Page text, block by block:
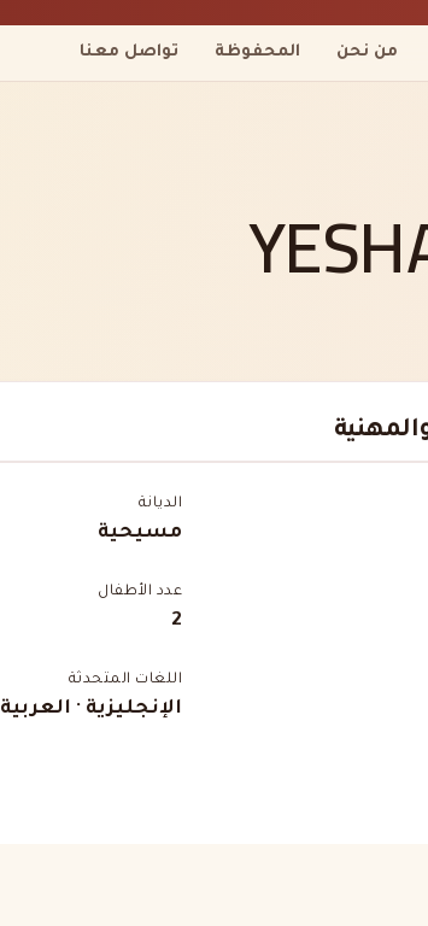
من نحن المحفوظة تواصل معنا
الديانة
مسيحية
عدد الأطفال
2
اللغات المتحدثة
الإنجليزية · العربية